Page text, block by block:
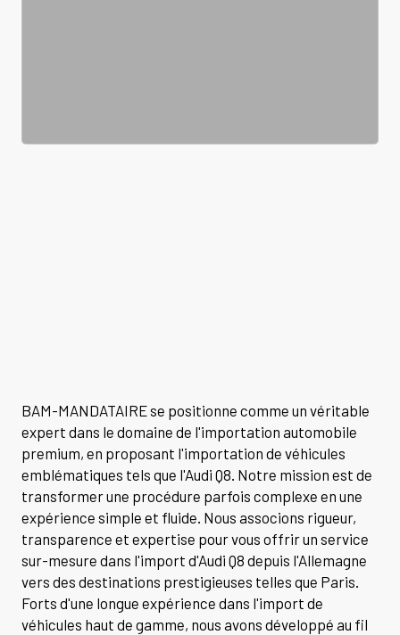
BAM-MANDATAIRE se positionne comme un véritable
expert dans le domaine de l'importation automobile
premium, en proposant l'importation de véhicules
emblématiques tels que l'Audi Q8. Notre mission est de
transformer une procédure parfois complexe en une
expérience simple et fluide. Nous associons rigueur,
transparence et expertise pour vous offrir un service
sur-mesure dans l'import d'Audi Q8 depuis l'Allemagne
vers des destinations prestigieuses telles que Paris.
Forts d'une longue expérience dans l'import de
véhicules haut de gamme, nous avons développé au fil